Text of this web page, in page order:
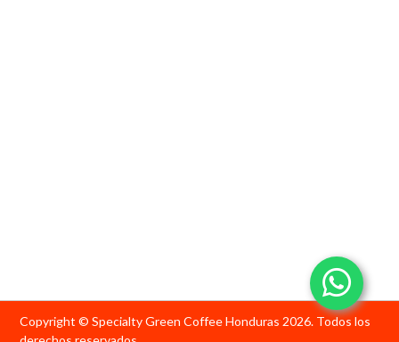
Copyright © Specialty Green Coffee Honduras 2026. Todos los